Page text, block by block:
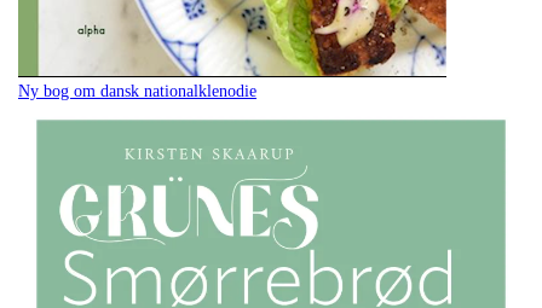
Ny bog om dansk nationalklenodie